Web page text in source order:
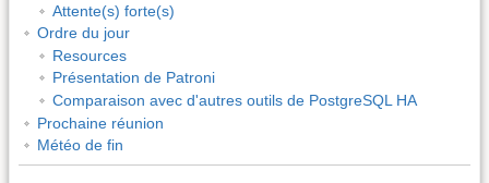
Attente(s) forte(s)
Ordre du jour
Resources
Présentation de Patroni
Comparaison avec d'autres outils de PostgreSQL HA
Prochaine réunion
Météo de fin